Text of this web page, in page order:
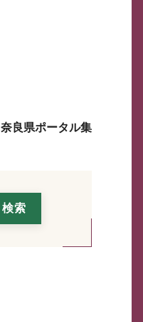
奈良県ポータル集